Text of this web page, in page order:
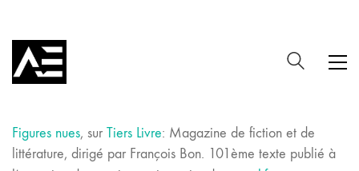
Figures nues, sur Tiers Livre: Magazine de fiction et de
littérature, dirigé par François Bon. 101ème texte publié à